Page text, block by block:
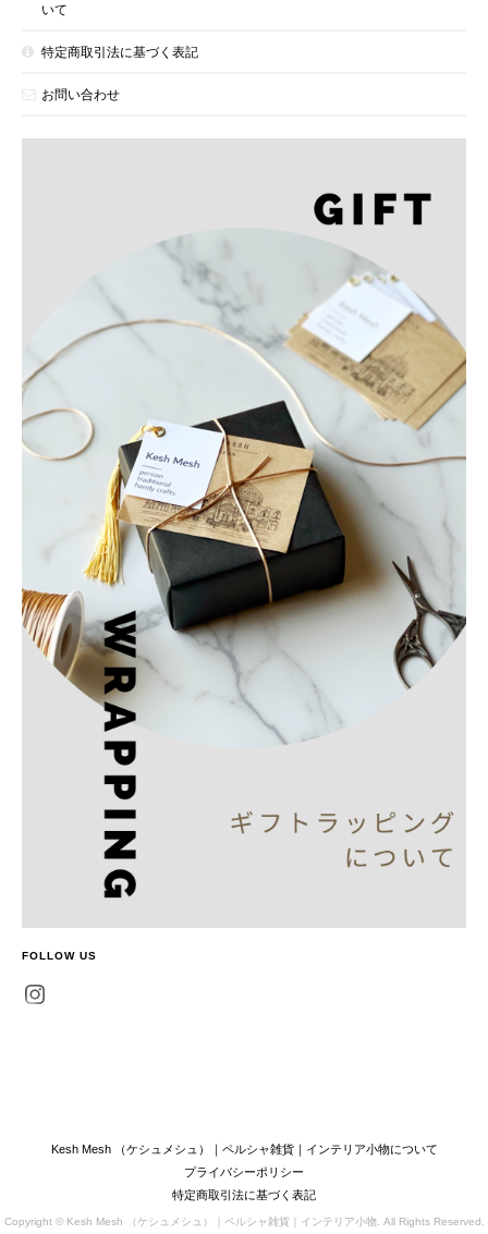
いて
特定商取引法に基づく表記
お問い合わせ
FOLLOW US
Kesh Mesh （ケシュメシュ）｜ペルシャ雑貨｜インテリア小物について
プライバシーポリシー
特定商取引法に基づく表記
Copyright © Kesh Mesh （ケシュメシュ）｜ペルシャ雑貨｜インテリア小物. All Rights Reserved.